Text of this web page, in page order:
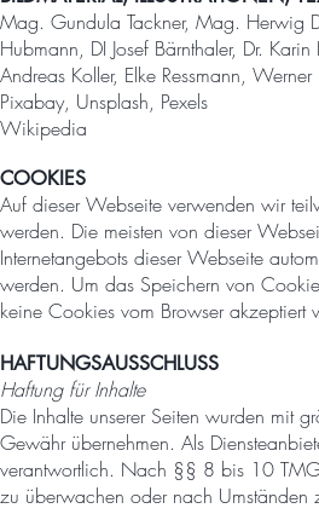
Mag. Gundula Tackner, Mag. Herwig
Hubmann, DI Josef Bärnthaler, Dr.
Andreas Koller, Elke Ressmann,
Pixabay, Unsplash, Pexels
Wikipedia
COOKIES
Auf dieser Webseite verwenden wir
werden. Die meisten von dieser
Internetangebots dieser Webseite
werden. Um das Speichern von
keine Cookies vom Browser akzeptiert
HAFTUNGSAUSSCHLUSS
Haftung für Inhalte
Die Inhalte unserer Seiten wurden mit
Gewähr übernehmen. Als
verantwortlich. Nach §§ 8 bis 10 TMG
zu überwachen oder nach Umständen